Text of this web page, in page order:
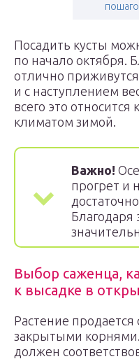
Посадить кусты
по начало октября.
отлично
и с наступлением
всего это
климатом зимой.
Важно!
прогрет и
Благодаря
Выбор саженца,
к высадке в
Растение
закрытыми
должен